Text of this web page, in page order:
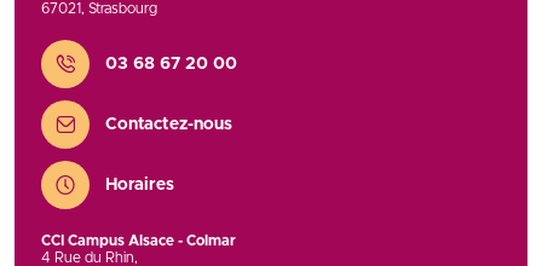
67021, Strasbourg
Contact
03 68 67 20 00
Contactez-nous
Horaires
CCI Campus Alsace - Colmar
4 Rue du Rhin,